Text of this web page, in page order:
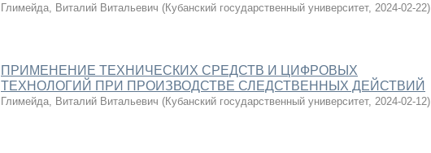
Глимейда, Виталий Витальевич (Кубанский государственный университет, 2024-02-22)
ПРИМЕНЕНИЕ ТЕХНИЧЕСКИХ СРЕДСТВ И ЦИФРОВЫХ
ТЕХНОЛОГИЙ ПРИ ПРОИЗВОДСТВЕ СЛЕДСТВЕННЫХ ДЕЙСТВИЙ
Глимейда, Виталий Витальевич (Кубанский государственный университет, 2024-02-12)